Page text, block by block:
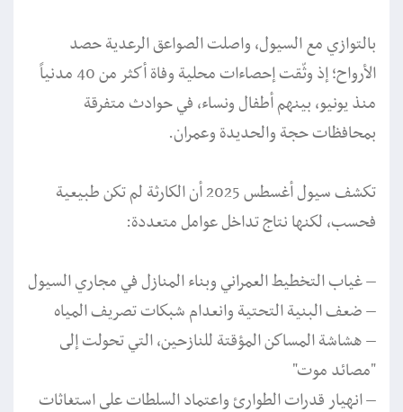
بالتوازي مع السيول، واصلت الصواعق الرعدية حصد
الأرواح؛ إذ وثّقت إحصاءات محلية وفاة أكثر من 40 مدنياً
منذ يونيو، بينهم أطفال ونساء، في حوادث متفرقة
بمحافظات حجة والحديدة وعمران.
تكشف سيول أغسطس 2025 أن الكارثة لم تكن طبيعية
فحسب، لكنها نتاج تداخل عوامل متعددة:
– غياب التخطيط العمراني وبناء المنازل في مجاري السيول
– ضعف البنية التحتية وانعدام شبكات تصريف المياه
– هشاشة المساكن المؤقتة للنازحين، التي تحولت إلى
"مصائد موت"
– انهيار قدرات الطوارئ واعتماد السلطات على استغاثات